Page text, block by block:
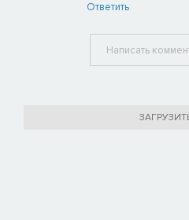
Ответить